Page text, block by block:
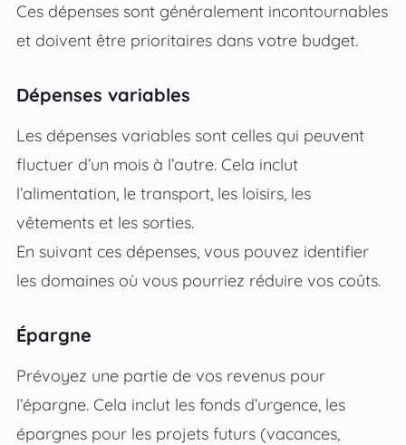
Ces dépenses sont généralement incontournables
et doivent être prioritaires dans votre budget.
Dépenses variables
Les dépenses variables sont celles qui peuvent
fluctuer d’un mois à l’autre. Cela inclut
l’alimentation, le transport, les loisirs, les
vêtements et les sorties.
En suivant ces dépenses, vous pouvez identifier
les domaines où vous pourriez réduire vos coûts.
Épargne
Prévoyez une partie de vos revenus pour
l’épargne. Cela inclut les fonds d’urgence, les
épargnes pour les projets futurs (vacances,